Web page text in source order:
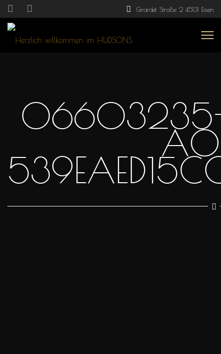
Girardet Straße 2 45131 Essen
06603235-